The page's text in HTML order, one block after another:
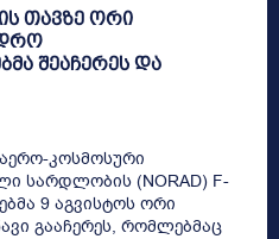
თავზე ორი
შეაჩერეს და
კოსმოსური
სარდლობის (NORAD) F-
9 აგვისტოს ორი
გააჩერეს, რომლებმაც